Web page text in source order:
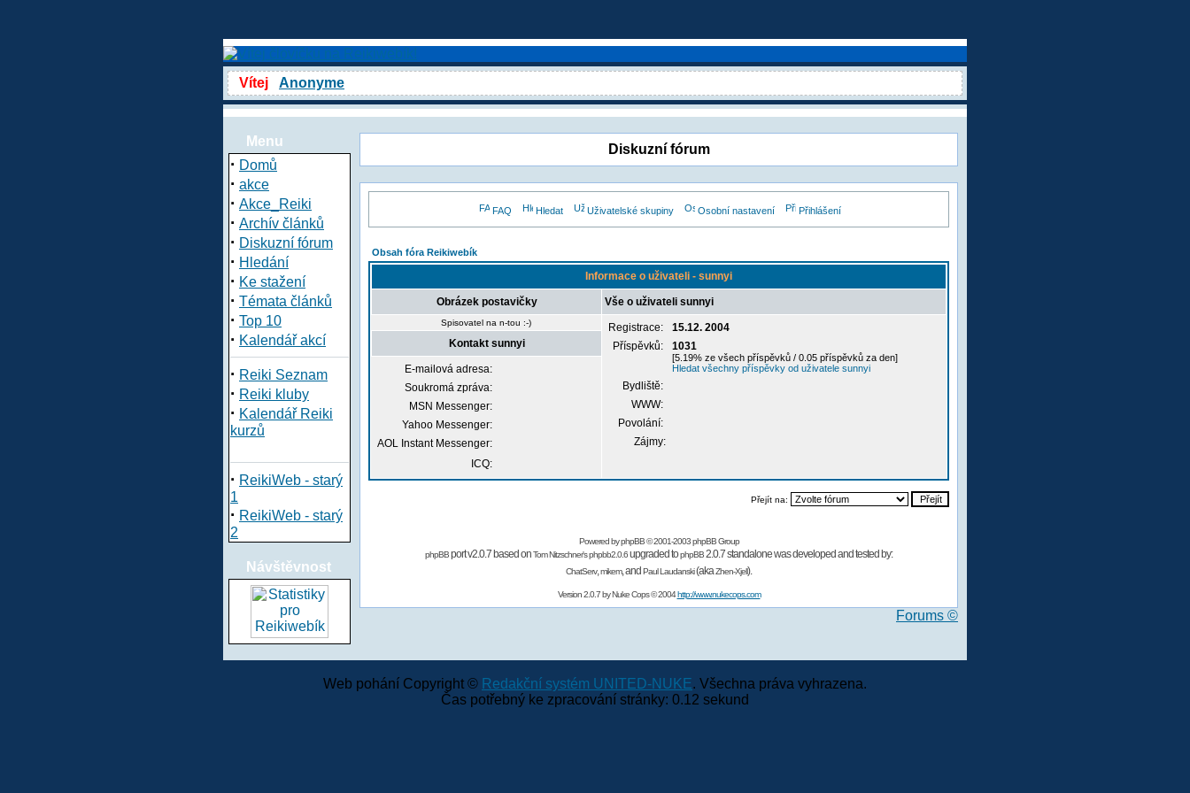
Vítej Anonyme
Menu
· Domů
· akce
· Akce_Reiki
· Archív článků
· Diskuzní fórum
· Hledání
· Ke stažení
· Témata článků
· Top 10
· Kalendář akcí
· Reiki Seznam
· Reiki kluby
· Kalendář Reiki
kurzů
· ReikiWeb - starý
1
· ReikiWeb - starý
2
Návštěvnost
Diskuzní fórum
FAQ Hledat Uživatelské skupiny Osobní nastavení Přihlášení
Obsah fóra Reikiwebík
Informace o uživateli - sunnyi
Obrázek postavičky Vše o uživateli sunnyi
Spisovatel na n-tou :-) Registrace:
15.12. 2004
Příspěvků:
1031
[5.19% ze všech příspěvků / 0.05 příspěvků za den]
Hledat všechny příspěvky od uživatele sunnyi
Bydliště:
WWW:
Povolání:
Zájmy:
Kontakt sunnyi
E-mailová adresa:
Soukromá zpráva:
MSN Messenger:
Yahoo Messenger:
AOL Instant Messenger:
ICQ:
Přejít na:
Powered byphpBB© 2001-2003 phpBB Group
phpBBport v2.0.7 based onTom Nitzschner'sphpbb2.0.6upgraded tophpBB2.0.7 standalone was developed and tested by:
ChatServ,mikem,and Paul Laudanski(akaZhen-Xjell).
Version 2.0.7 byNuke Cops© 2004http://www.nukecops.com
Forums ©
Web pohání Copyright © Redakční systém UNITED-NUKE. Všechna práva vyhrazena.
Čas potřebný ke zpracování stránky: 0.12 sekund